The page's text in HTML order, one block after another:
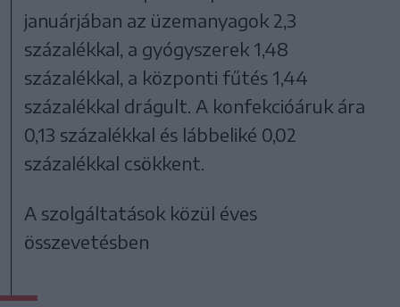
januárjában az üzemanyagok 2,3
százalékkal, a gyógyszerek 1,48
százalékkal, a központi fűtés 1,44
százalékkal drágult. A konfekcióáruk ára
0,13 százalékkal és lábbeliké 0,02
százalékkal csökkent.
A szolgáltatások közül éves
összevetésben